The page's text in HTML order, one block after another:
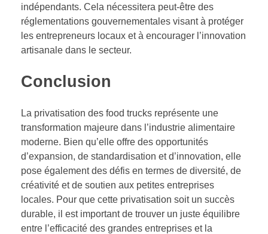
indépendants. Cela nécessitera peut-être des
réglementations gouvernementales visant à protéger
les entrepreneurs locaux et à encourager l’innovation
artisanale dans le secteur.
Conclusion
La privatisation des food trucks représente une
transformation majeure dans l’industrie alimentaire
moderne. Bien qu’elle offre des opportunités
d’expansion, de standardisation et d’innovation, elle
pose également des défis en termes de diversité, de
créativité et de soutien aux petites entreprises
locales. Pour que cette privatisation soit un succès
durable, il est important de trouver un juste équilibre
entre l’efficacité des grandes entreprises et la